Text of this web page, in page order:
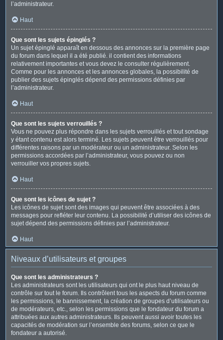
l’administrateur.
Haut
Que sont les sujets épinglés ?
Un sujet épinglé apparaît en dessous des annonces sur la première page
du forum dans lequel il a été publié. il contient des informations
relativement importantes et vous devez le consulter régulièrement.
Comme pour les annonces et les annonces globales, la possibilité de
publier des sujets épinglés dépend des permissions définies par
l’administrateur.
Haut
Que sont les sujets verrouillés ?
Vous ne pouvez plus répondre dans les sujets verrouillés et tout sondage
y étant contenu est alors terminé. Les sujets peuvent être verrouillés pour
différentes raisons par un modérateur ou un administrateur. Selon les
permissions accordées par l’administrateur, vous pouvez ou non
verrouiller vos propres sujets.
Haut
Que sont les icônes de sujet ?
Les icônes de sujet sont des images qui peuvent être associées à des
messages pour refléter leur contenu. La possibilité d’utiliser des icônes de
sujet dépend des permissions définies par l’administrateur.
Haut
Niveaux d’utilisateurs et groupes
Que sont les administrateurs ?
Les administrateurs sont les utilisateurs qui ont le plus haut niveau de
contrôle sur tout le forum. Ils contrôlent tous les aspects du forum comme
les permissions, le bannissement, la création de groupes d’utilisateurs ou
de modérateurs, etc., selon les permissions que le fondateur du forum a
attribuées aux autres administrateurs. Ils peuvent aussi avoir toutes les
capacités de modération sur l’ensemble des forums, selon ce que le
fondateur a autorisé.